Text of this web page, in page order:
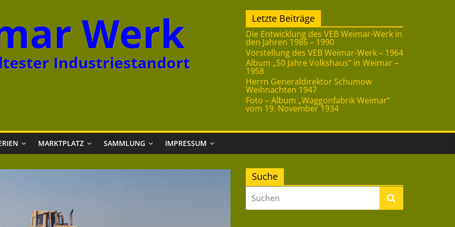
Werk
Industriestandort
Letzte Beiträge
Die Entwicklung des VEB Weimar-Werk in
den Jahren 1986 – 1990
Vorstellung des VEB Weimar-Werk – 1964
Album „50 Jahre Volkshaus“ in Weimar –
1958
Herrn Generaldirektor Schumow
Weihnachten 1947
Foto – Album „Waggonfabrik Weimar“
vom 19. November 1934
MARKTPLATZ SAMMLUNG IMPRESSUM
Suche